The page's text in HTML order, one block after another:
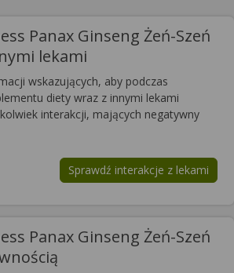
Panax Ginseng Żeń-Szeń
lekami
wskazujących, aby podczas
diety wraz z innymi lekami
interakcji, mających negatywny
Sprawdź interakcje z lekami
Panax Ginseng Żeń-Szeń